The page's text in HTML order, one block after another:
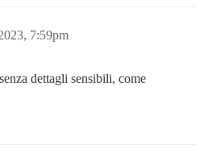
7:59pm
dettagli sensibili, come